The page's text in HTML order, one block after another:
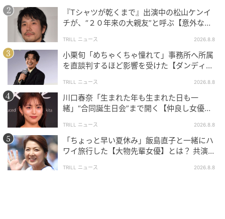
の記事をもっとみる
『Tシャツが乾くまで』出演中の松山ケンイ
チが、“２０年来の大親友”と呼ぶ【意外な人
TRILL ニュース 2026.8.8
小栗旬「めちゃくちゃ憧れて」事務所へ所属
を直談判するほど影響を受けた【ダンディ俳
TRILL ニュース 2026.8.8
川口春奈「生まれた年も生まれた日も一
緒」“合同誕生日会”まで開く【仲良し女優】
TRILL ニュース 2026.8.8
「ちょっと早い夏休み」飯島直子と一緒にハ
ワイ旅行した【大物先輩女優】とは？ 共演で
TRILL ニュース 2026.8.8